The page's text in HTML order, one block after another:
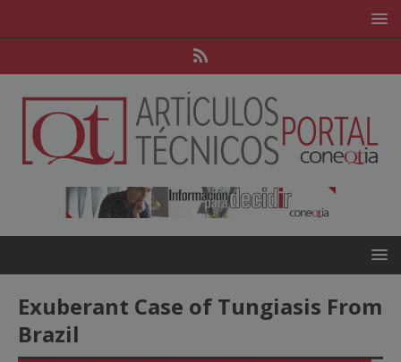
Exuberant Case of Tungiasis From
Brazil